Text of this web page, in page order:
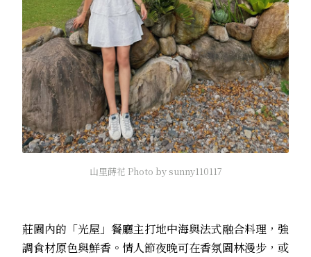
山里蒔花 Photo by sunny110117
莊園內的「光屋」餐廳主打地中海與法式融合料理，強
調食材原色與鮮香。情人節夜晚可在香氛園林漫步，或